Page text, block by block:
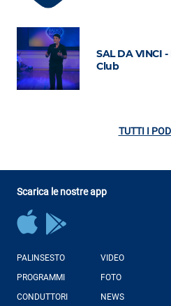
SAL DA VINCI
Club
TUTTI I
Scarica le nostre app
PALINSESTO
PROGRAMMI
CONDUTTORI
VIDEO
FOTO
NEWS